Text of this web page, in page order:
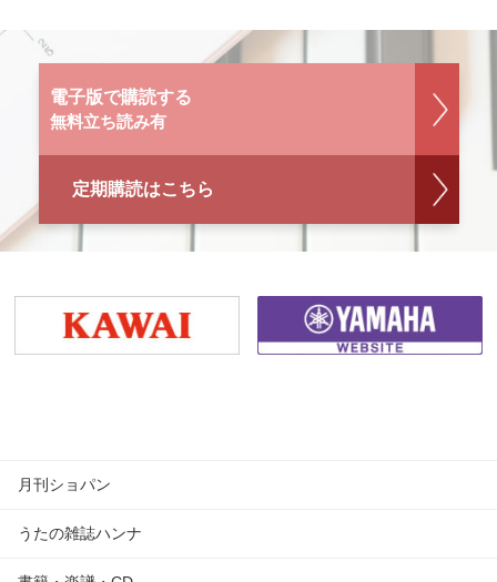
電子版で購読する
無料立ち読み有
定期購読はこちら
月刊ショパン
うたの雑誌ハンナ